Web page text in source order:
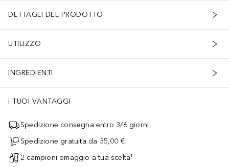
DETTAGLI DEL PRODOTTO
UTILIZZO
INGREDIENTI
I TUOI VANTAGGI
Spedizione consegna entro 3/6 giorni
Spedizione gratuita da 35,00 €
2 campioni omaggio a tua scelta¹